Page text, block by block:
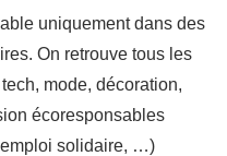
uniquement dans des
On retrouve tous les
mode, décoration,
écoresponsables
solidaire, …)